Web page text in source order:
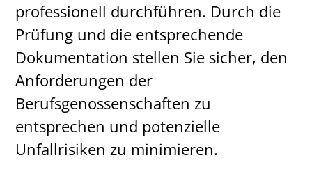
professionell durchführen. Durch die
Prüfung und die entsprechende
Dokumentation stellen Sie sicher, den
Anforderungen der
Berufsgenossenschaften zu
entsprechen und potenzielle
Unfallrisiken zu minimieren.